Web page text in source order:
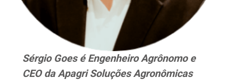
Sérgio Goes é Engenheiro Agrônomo e
CEO da Apagri Soluções Agronômicas